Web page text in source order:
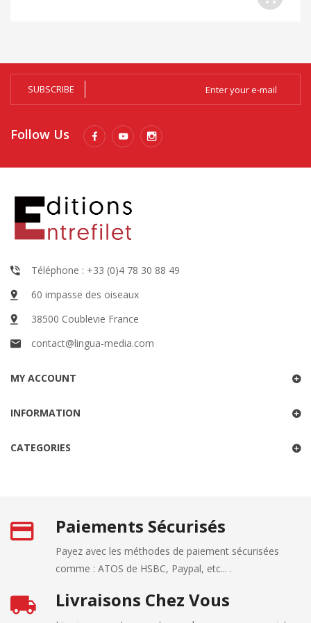
SUBSCRIBE
Follow Us
Téléphone : +33 (0)4 78 30 88 49
60 impasse des oiseaux
38500 Coublevie France
contact@lingua-media.com
MY ACCOUNT
INFORMATION
CATEGORIES
Paiements Sécurisés
Payez avec les méthodes de paiement sécurisées
comme : ATOS de HSBC, Paypal, etc... .
Livraisons Chez Vous